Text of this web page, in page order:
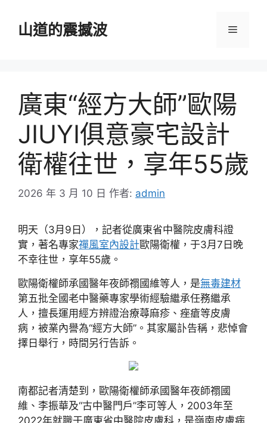
山道的震撼波 選
廣東“經方大師”歐陽
JIUYI俱意豪宅設計
衛權往世，享年55歲
2026 年 3 月 10 日 作者: admin
明天（3月9日），記者從廣東省中醫院皮膚科證
實，著名專家禪風室內設計歐陽衛權，于3月7日晚
不幸往世，享年55歲。
歐陽衛權師承國醫年夜師禤國維等人，是無毒建材
第五批全國老中醫藥專家學術經驗繼承任務繼承
人，擅長運用經方辨證治療蕁麻疹、痤瘡等皮膚
病，被業內譽為“經方大師”。其家屬訃告稱，悲悼會
擇日舉行，時間另行告訴。
南都記者清楚到，歐陽衛權師承國醫年夜師禤國
維、李振華及“古中醫門戶”李可等人，2003年至
2022年就職于廣東省中醫院皮膚科，是嶺南皮膚病